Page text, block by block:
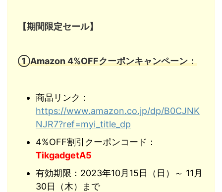
【期間限定セール】
①Amazon 4%OFFクーポンキャンペーン：
商品リンク：
https://www.amazon.co.jp/dp/B0CJNK
NJR7?ref=myi_title_dp
4%OFF割引クーポンコード：
TikgadgetA5
有効期限：2023年10月15日（日）～ 11月
30日（木）まで